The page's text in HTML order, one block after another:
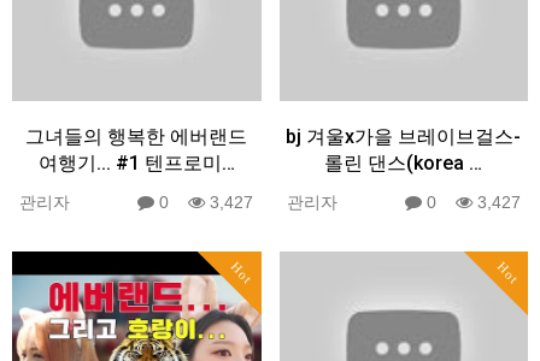
그녀들의 행복한 에버랜드
여행기... #1 텐프로미…
관리자 0 3,427
bj 겨울x가을 브레이브걸스-
롤린 댄스(korea …
관리자 0 3,427
Hot Hot